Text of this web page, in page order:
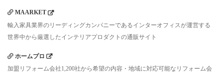
MAARKET
輸入家具業界のリーディングカンパニーであるインターオフィスが運営する
世界中から厳選したインテリアプロダクトの通販サイト
ホームプロ
加盟リフォーム会社1,200社から希望の内容・地域に対応可能なリフォーム会